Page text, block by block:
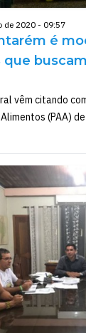
de 2020 - 09:57
é
que
vêm citando
(PAA)